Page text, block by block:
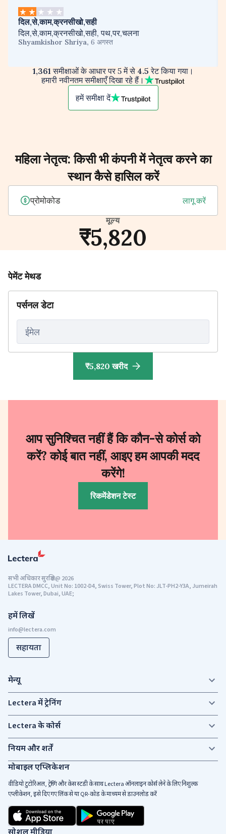
दिल,से,काम,क्रनसीखो,सही
दिल,से,काम,क्रनसीखो,सही, पथ,पर,चलना
Shyamkishor Shriya, 6 अगस्त
1,361 समीक्षाओं के आधार पर 5 में से 4.5 रेट किया गया।
हमारी नवीनतम समीक्षाएँ दिखा रहे हैं।
हमें समीक्षा दें
महिला नेतृत्व: किसी भी कंपनी में नेतृत्व करने का
स्थान कैसे हासिल करें
लागू करें
मूल्य
₹5,820
पेमेंट मेथड
पर्सनल डेटा
ईमेल
₹5,820 खरीद
आप सुनिश्चित नहीं हैं कि कौन-से कोर्स को
करें? कोई बात नहीं, आइए हम आपकी मदद
करेंगे!
रिकमेंडेशन टेस्ट
हमें लिखें
सहायता
मोबाइल एप्लिकेशन
वीडियो टुटोरिअल, ट्रेनिंग और केस स्टडी के साथ Lectera ऑनलाइन कोर्स लेने के लिए निःशुल्क
एप्लीकेशन, इसे दिए गए लिंक से या QR-कोड के माध्यम से डाउनलोड करें
सभी अधिकार सुरक्षित@ 2026
LECTERA DMCC, Unit No: 1002-D4, Swiss Tower, Plot No: JLT-PH2-Y3A, Jumeirah
Lakes Tower, Dubai, UAE;
मेन्यू
Lectera में ट्रेनिंग
Lectera के कोर्स
नियम और शर्तें